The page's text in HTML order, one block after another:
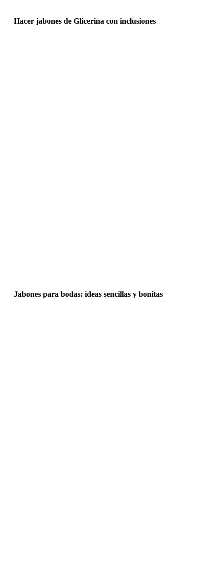
Hacer jabones de Glicerina con inclusiones
Jabones para bodas: ideas sencillas y bonitas